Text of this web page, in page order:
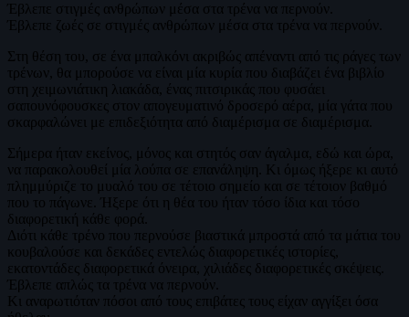
Έβλεπε στιγμές ανθρώπων μέσα στα τρένα να περνούν.
Έβλεπε ζωές σε στιγμές ανθρώπων μέσα στα τρένα να περνούν.
Στη θέση του, σε ένα μπαλκόνι ακριβώς απέναντι από τις ράγες των
τρένων, θα μπορούσε να είναι μία κυρία που διαβάζει ένα βιβλίο
στη χειμωνιάτικη λιακάδα, ένας πιτσιρικάς που φυσάει
σαπουνόφουσκες στον απογευματινό δροσερό αέρα, μία γάτα που
σκαρφαλώνει με επιδεξιότητα από διαμέρισμα σε διαμέρισμα.
Σήμερα ήταν εκείνος, μόνος και στητός σαν άγαλμα, εδώ και ώρα,
να παρακολουθεί μία λούπα σε επανάληψη. Κι όμως ήξερε κι αυτό
πλημμύριζε το μυαλό του σε τέτοιο σημείο και σε τέτοιον βαθμό
που το πάγωνε. Ήξερε ότι η θέα του ήταν τόσο ίδια και τόσο
διαφορετική κάθε φορά.
Διότι κάθε τρένο που περνούσε βιαστικά μπροστά από τα μάτια του
κουβαλούσε και δεκάδες εντελώς διαφορετικές ιστορίες,
εκατοντάδες διαφορετικά όνειρα, χιλιάδες διαφορετικές σκέψεις.
Έβλεπε απλώς τα τρένα να περνούν.
Κι αναρωτιόταν πόσοι από τους επιβάτες τους είχαν αγγίξει όσα